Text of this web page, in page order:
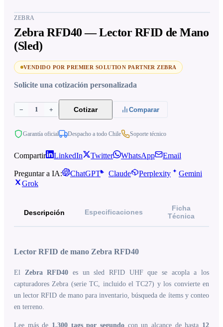
ZEBRA
Zebra RFD40 — Lector RFID de Mano
(Sled)
VENDIDO POR PREMIER SOLUTION PARTNER ZEBRA
Solicite una cotización personalizada
− 1 + Cotizar Comparar
Garantía oficial Despacho a todo Chile Soporte técnico
Compartir LinkedIn Twitter WhatsApp Email
Preguntar a IA: ChatGPT Claude Perplexity
Gemini
Grok
Descripción Especificaciones
Ficha
Técnica
Lector RFID de mano Zebra RFD40
El Zebra RFD40 es un sled RFID UHF que se acopla a los
capturadores Zebra (serie TC, incluido el TC27) y los convierte en
un lector RFID de mano para inventario, búsqueda de ítems y conteo
en terreno.
Lee más de 1.300 tags por segundo con un alcance de hasta 12